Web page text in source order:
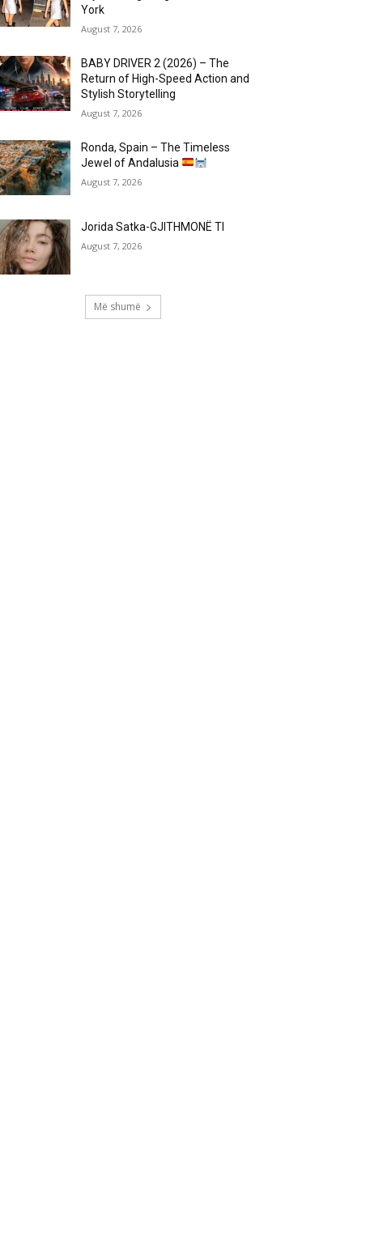
York
August 7, 2026
BABY DRIVER 2 (2026) – The
Return of High-Speed Action and
Stylish Storytelling
August 7, 2026
Ronda, Spain – The Timeless
Jewel of Andalusia
August 7, 2026
Jorida Satka-GJITHMONË TI
August 7, 2026
Më shumë